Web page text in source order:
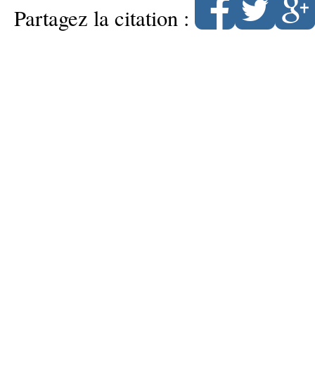
Partagez la citation :